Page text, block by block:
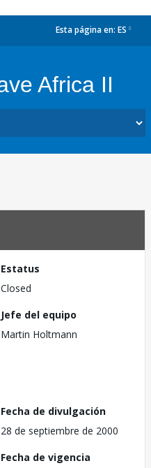
Esta página en: ES
Africa II
Estatus
Closed
Jefe del equipo
Martin Holtmann
Fecha de divulgación
28 de septiembre de 2000
Fecha de vigencia